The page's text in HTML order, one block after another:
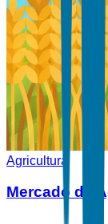
Agricultura
Mercado de